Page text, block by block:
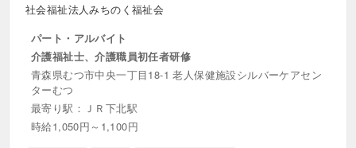
医療・その他サービス
NPO法人
介護医療院
社会福祉法人みちのく福祉会
パート・アルバイト
介護福祉士、介護職員初任者研修
青森県むつ市中央一丁目18-1 老人保健施設シルバーケアセン
ターむつ
最寄り駅：ＪＲ下北駅
時給1,050円～1,100円